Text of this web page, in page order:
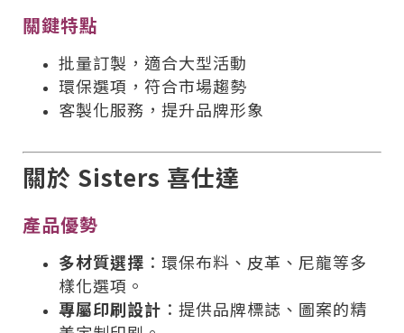
關鍵特點
批量訂製，適合大型活動
環保選項，符合市場趨勢
客製化服務，提升品牌形象
關於 Sisters 喜仕達
產品優勢
多材質選擇 ：環保布料、皮革、尼龍等多
樣化選項。
專屬印刷設計 ：提供品牌標誌、圖案的精